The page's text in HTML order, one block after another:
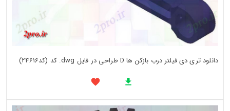
دانلود تری دی فیلتر درب بازکن ها D طراحی در فایل dwg. کد (کد24616)